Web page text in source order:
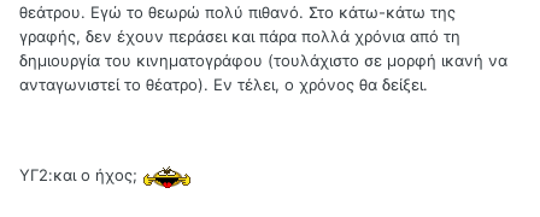
θεάτρου. Εγώ το θεωρώ πολύ πιθανό. Στο κάτω-κάτω της
γραφής, δεν έχουν περάσει και πάρα πολλά χρόνια από τη
δημιουργία του κινηματογράφου (τουλάχιστο σε μορφή ικανή να
ανταγωνιστεί το θέατρο). Εν τέλει, ο χρόνος θα δείξει.
ΥΓ2:και ο ήχος;